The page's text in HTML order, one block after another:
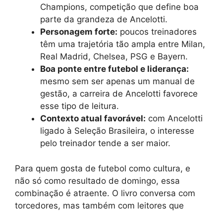
Champions, competição que define boa
parte da grandeza de Ancelotti.
Personagem forte: poucos treinadores
têm uma trajetória tão ampla entre Milan,
Real Madrid, Chelsea, PSG e Bayern.
Boa ponte entre futebol e liderança:
mesmo sem ser apenas um manual de
gestão, a carreira de Ancelotti favorece
esse tipo de leitura.
Contexto atual favorável: com Ancelotti
ligado à Seleção Brasileira, o interesse
pelo treinador tende a ser maior.
Para quem gosta de futebol como cultura, e
não só como resultado de domingo, essa
combinação é atraente. O livro conversa com
torcedores, mas também com leitores que